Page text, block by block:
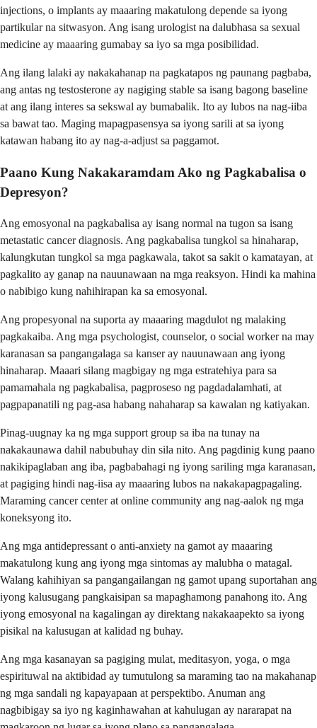
injections, o implants ay maaaring makatulong depende sa iyong
partikular na sitwasyon. Ang isang urologist na dalubhasa sa sexual
medicine ay maaaring gumabay sa iyo sa mga posibilidad.
Ang ilang lalaki ay nakakahanap na pagkatapos ng paunang pagbaba,
ang antas ng testosterone ay nagiging stable sa isang bagong baseline
at ang ilang interes sa sekswal ay bumabalik. Ito ay lubos na nag-iiba
sa bawat tao. Maging mapagpasensya sa iyong sarili at sa iyong
katawan habang ito ay nag-a-adjust sa paggamot.
Paano Kung Nakakaramdam Ako ng Pagkabalisa o
Depresyon?
Ang emosyonal na pagkabalisa ay isang normal na tugon sa isang
metastatic cancer diagnosis. Ang pagkabalisa tungkol sa hinaharap,
kalungkutan tungkol sa mga pagkawala, takot sa sakit o kamatayan, at
pagkalito ay ganap na nauunawaan na mga reaksyon. Hindi ka mahina
o nabibigo kung nahihirapan ka sa emosyonal.
Ang propesyonal na suporta ay maaaring magdulot ng malaking
pagkakaiba. Ang mga psychologist, counselor, o social worker na may
karanasan sa pangangalaga sa kanser ay nauunawaan ang iyong
hinaharap. Maaari silang magbigay ng mga estratehiya para sa
pamamahala ng pagkabalisa, pagproseso ng pagdadalamhati, at
pagpapanatili ng pag-asa habang nahaharap sa kawalan ng katiyakan.
Pinag-uugnay ka ng mga support group sa iba na tunay na
nakakaunawa dahil nabubuhay din sila nito. Ang pagdinig kung paano
nakikipaglaban ang iba, pagbabahagi ng iyong sariling mga karanasan,
at pagiging hindi nag-iisa ay maaaring lubos na nakakapagpagaling.
Maraming cancer center at online community ang nag-aalok ng mga
koneksyong ito.
Ang mga antidepressant o anti-anxiety na gamot ay maaaring
makatulong kung ang iyong mga sintomas ay malubha o matagal.
Walang kahihiyan sa pangangailangan ng gamot upang suportahan ang
iyong kalusugang pangkaisipan sa mapaghamong panahong ito. Ang
iyong emosyonal na kagalingan ay direktang nakakaapekto sa iyong
pisikal na kalusugan at kalidad ng buhay.
Ang mga kasanayan sa pagiging mulat, meditasyon, yoga, o mga
espirituwal na aktibidad ay tumutulong sa maraming tao na makahanap
ng mga sandali ng kapayapaan at perspektibo. Anuman ang
nagbibigay sa iyo ng kaginhawahan at kahulugan ay nararapat na